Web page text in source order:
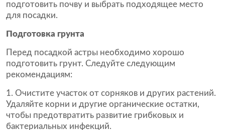
подготовить почву и выбрать подходящее место
для посадки.
Подготовка грунта
Перед посадкой астры необходимо хорошо
подготовить грунт. Следуйте следующим
рекомендациям:
Очистите участок от сорняков и других растений.
Удаляйте корни и другие органические остатки,
чтобы предотвратить развитие грибковых и
бактериальных инфекций.